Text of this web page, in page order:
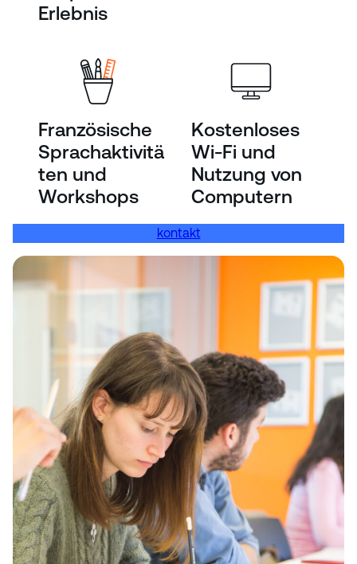
Erlebnis
Französische
Sprachaktivitä
ten und
Workshops
Kostenloses
Wi-Fi und
Nutzung von
Computern
kontakt